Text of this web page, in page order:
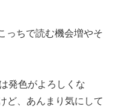
っちで読む機会増やそ
発色がよろしくな
ど、あんまり気にして